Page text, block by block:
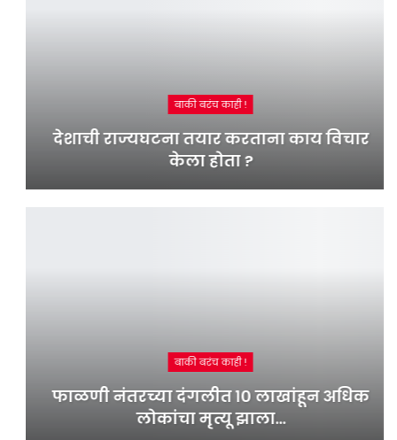
बाकी बरंच काही !
देशाची राज्यघटना तयार करताना काय विचार
केला होता ?
बाकी बरंच काही !
फाळणी नंतरच्या दंगलीत १० लाखांहून अधिक
लोकांचा मृत्यू झाला…